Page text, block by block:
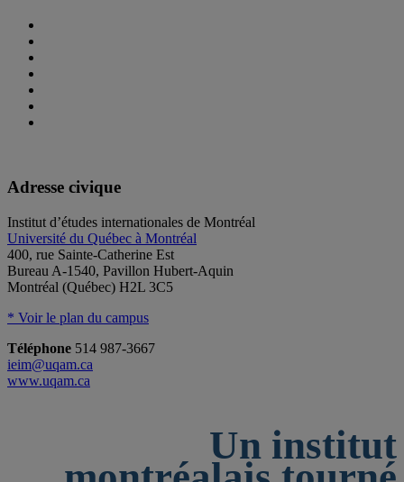
Adresse civique
Institut d’études internationales de Montréal
Université du Québec à Montréal
400, rue Sainte-Catherine Est
Bureau A-1540, Pavillon Hubert-Aquin
Montréal (Québec) H2L 3C5
* Voir le plan du campus
Téléphone 514 987-3667
ieim@uqam.ca
www.uqam.ca
Un institut